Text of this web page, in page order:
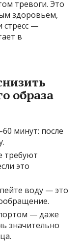
тревоги. Это
здоровьем,
стресс —
в
образа
минут: после
требуют
это
воду — это
— даже
значительно